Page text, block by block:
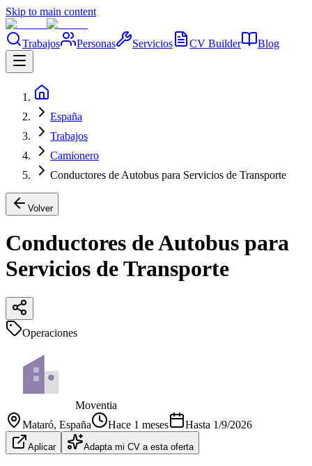
Skip to main content
Trabajos Personas Servicios CV Builder Blog
España
Trabajos
Camionero
Conductores de Autobus para Servicios de Transporte
Volver
Conductores de Autobus para
Servicios de Transporte
Operaciones
Moventia
Mataró, España Hace 1 meses Hasta 1/9/2026
Aplicar Adapta mi CV a esta oferta